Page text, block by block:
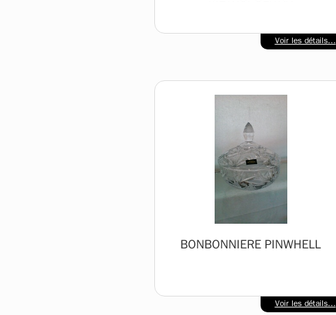
Voir les détails...
BONBONNIERE PINWHELL
Voir les détails...